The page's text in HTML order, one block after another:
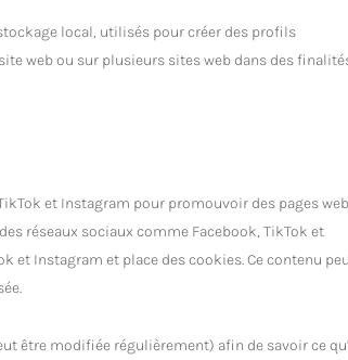
local, utilisés pour créer des profils
web ou sur plusieurs sites web dans des
et Instagram pour promouvoir des pages web
réseaux sociaux comme Facebook, TikTok et
et Instagram et place des cookies. Ce contenu
être modifiée régulièrement) afin de savoir ce